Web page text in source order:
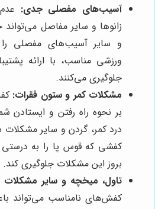
آسیب‌های مفصلی جدی:
زانوها و سایر مفاصل
و سایر آسیب‌های مفصلی
ورزشی مناسب، با ارائه
جلوگیری می‌کنند.
مشکلات کمر و ستون فقرات:
بر نحوه راه رفتن و ایستادن
درد کمر، گردن و سایر
کفشی که قوس پا را به درستی
بروز این مشکلات جلوگیری کند.
تاول، میخچه و سایر مشکلات
کفش‌های نامناسب می‌تواند